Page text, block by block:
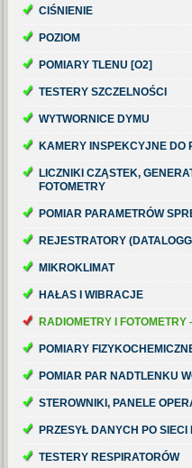
CIŚNIENIE
POZIOM
POMIARY TLENU [O2]
TESTERY SZCZELNOŚCI
WYTWORNICE DYMU
KAMERY INSPEKCYJNE DO
LICZNIKI CZĄSTEK,
FOTOMETRY
POMIAR PARAMETRÓW
REJESTRATORY
MIKROKLIMAT
HAŁAS I WIBRACJE
RADIOMETRY I
POMIARY
POMIAR PAR NADTLENKU
STEROWNIKI, PANELE
PRZESYŁ DANYCH PO
TESTERY RESPIRATORÓW